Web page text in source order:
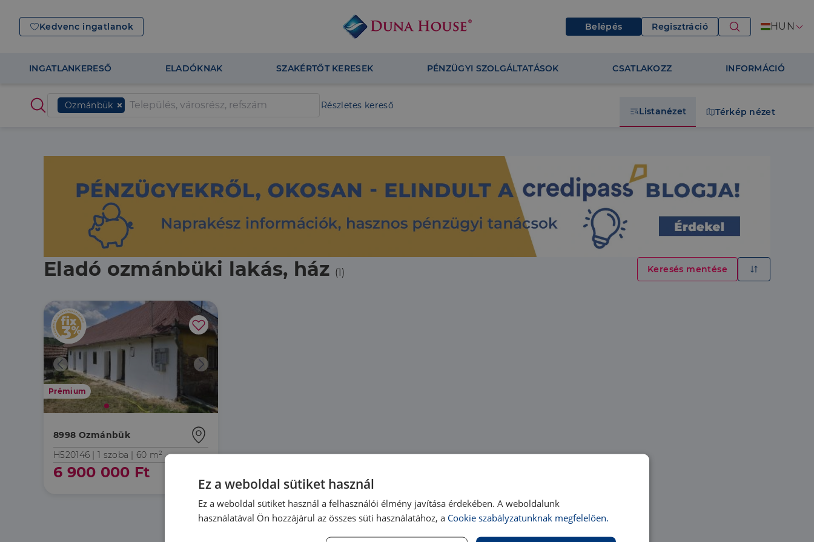
Kedvenc ingatlanok Belépés Regisztráció HUN
INGATLANKERESŐ ELADÓKNAK SZAKÉRTŐT KERESEK PÉNZÜGYI SZOLGÁLTATÁSOK CSATLAKOZZ INFORMÁCIÓ
Ozmánbük Részletes kereső
Listanézet Térkép nézet
Eladó ozmánbüki lakás, ház (1) Keresés mentése
Prémium
8998 Ozmánbük
H520146 |1 szoba | 60 m²
6 900 000 Ft
Ez a weboldal sütiket használ
Ez a weboldal sütiket használ a felhasználói élmény javítása érdekében. A weboldalunk
használatával Ön hozzájárul az összes süti használatához, a Cookie szabályzatunknak megfelelően.